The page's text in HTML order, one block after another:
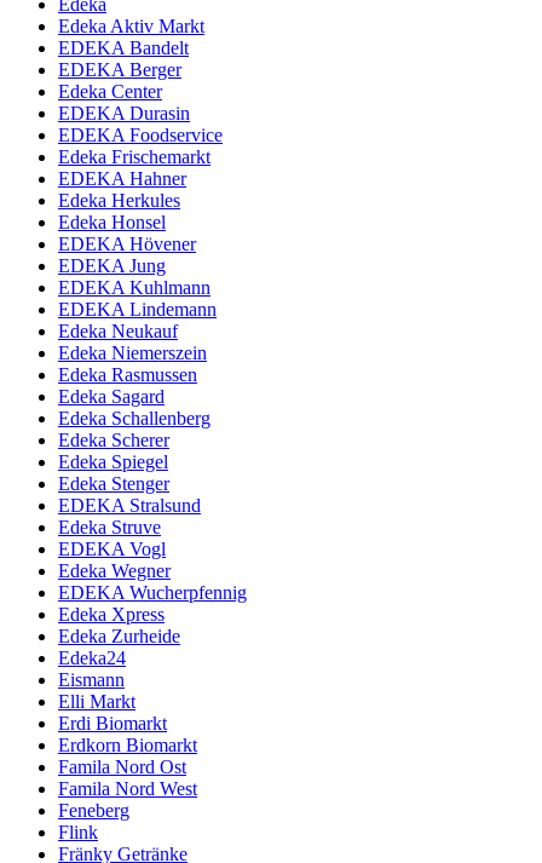
Edeka
Edeka Aktiv Markt
EDEKA Bandelt
EDEKA Berger
Edeka Center
EDEKA Durasin
EDEKA Foodservice
Edeka Frischemarkt
EDEKA Hahner
Edeka Herkules
Edeka Honsel
EDEKA Hövener
EDEKA Jung
EDEKA Kuhlmann
EDEKA Lindemann
Edeka Neukauf
Edeka Niemerszein
Edeka Rasmussen
Edeka Sagard
Edeka Schallenberg
Edeka Scherer
Edeka Spiegel
Edeka Stenger
EDEKA Stralsund
Edeka Struve
EDEKA Vogl
Edeka Wegner
EDEKA Wucherpfennig
Edeka Xpress
Edeka Zurheide
Edeka24
Eismann
Elli Markt
Erdi Biomarkt
Erdkorn Biomarkt
Famila Nord Ost
Famila Nord West
Feneberg
Flink
Fränky Getränke